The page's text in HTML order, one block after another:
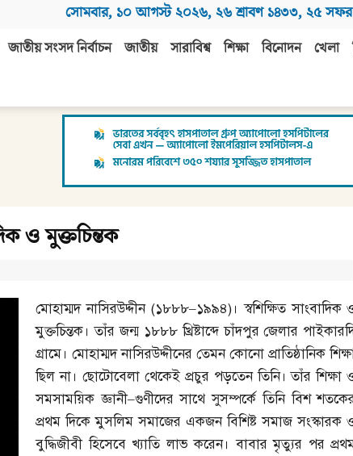
সোমবার, ১০ আগস্ট ২০২৬, ২৬ শ্রাবণ ১৪৩৩, ২৫ সফর
জাতীয় সংসদ নির্বাচন জাতীয় সারাবিশ্ব শিক্ষা বিনোদন খেলা
ও মুক্তচিন্তক
মোহাম্মদ নাসিরউদ্দীন (১৮৮৮–১৯৯৪)। স্বশিক্ষিত সাংবাদিক
মুক্তচিন্তক। তাঁর জন্ম ১৮৮৮ খ্রিষ্টাব্দে চাঁদপুর জেলার
গ্রামে। মোহাম্মদ নাসিরউদ্দীনের তেমন কোনো প্রাতিষ্ঠানিক
ছিল না। ছোটোবেলা থেকেই প্রচুর পড়তেন তিনি। তাঁর শিক্ষা
সমসাময়িক জ্ঞানী–গুণীদের সাথে সুসম্পর্কে তিনি বিশ
প্রথম দিকে মুসলিম সমাজের একজন বিশিষ্ট সমাজ সংস্কারক
বুদ্ধিজীবী হিসেবে খ্যাতি লাভ করেন। বাবার মৃত্যুর পর